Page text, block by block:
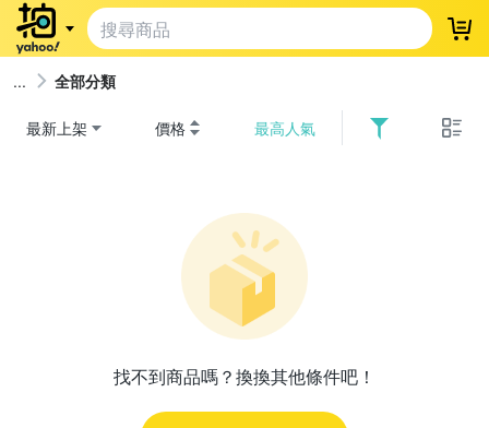
登
全部分類
最新上架 價格 最高人氣
找不到商品嗎？換換其他條件吧！